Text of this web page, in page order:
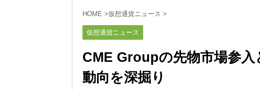
HOME >仮想通貨ニュース >
仮想通貨ニュース
CME Groupの先物市場参
動向を深掘り